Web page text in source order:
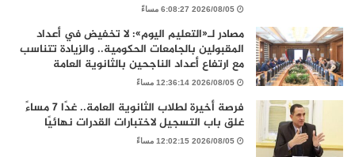
2026/08/05 6:08:27 مساءً
مصادر لـ«التعليم اليوم»: لا تخفيض في أعداد
المقبولين بالجامعات الحكومية.. والزيادة تتناسب
مع ارتفاع أعداد الناجحين بالثانوية العامة
2026/08/05 12:36:14 مساءً
فرصة أخيرة لطلاب الثانوية العامة.. غدًا 7 مساءً
غلق باب التسجيل لاختبارات القدرات نهائيًا
2026/08/05 12:02:15 مساءً